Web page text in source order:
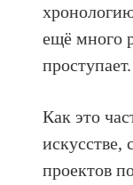
ещё много
проступает.
Как это
искусстве,
проектов